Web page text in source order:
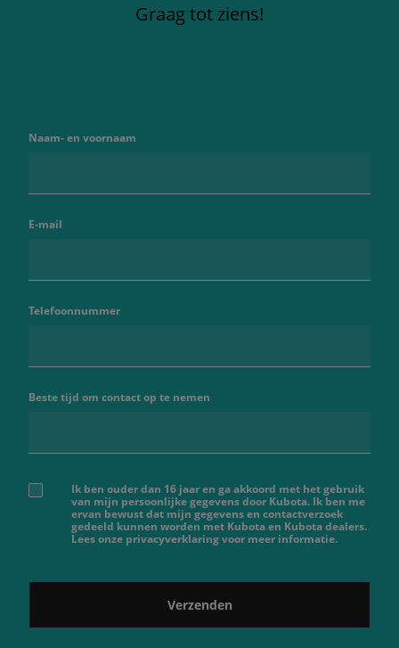
Graag tot ziens!
Naam- en voornaam
E-mail
Telefoonnummer
Beste tijd om contact op te nemen
Ik ben ouder dan 16 jaar en ga akkoord met het gebruik
van mijn persoonlijke gegevens door Kubota. Ik ben me
ervan bewust dat mijn gegevens en contactverzoek
gedeeld kunnen worden met Kubota en Kubota dealers.
Lees onze privacyverklaring voor meer informatie.
Verzenden